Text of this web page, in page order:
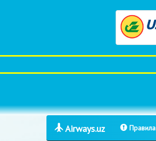
Airways.uz Правила